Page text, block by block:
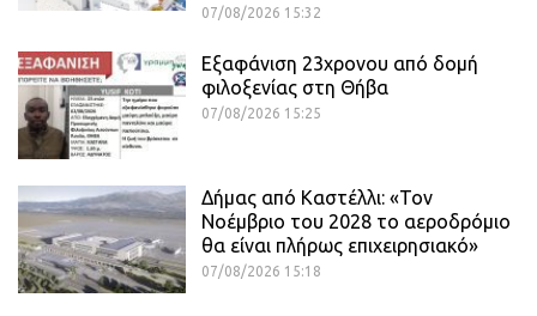
07/08/2026 15:32
Εξαφάνιση 23χρονου από δομή
φιλοξενίας στη Θήβα
07/08/2026 15:25
Δήμας από Καστέλλι: «Τον
Νοέμβριο του 2028 το αεροδρόμιο
θα είναι πλήρως επιχειρησιακό»
07/08/2026 15:18